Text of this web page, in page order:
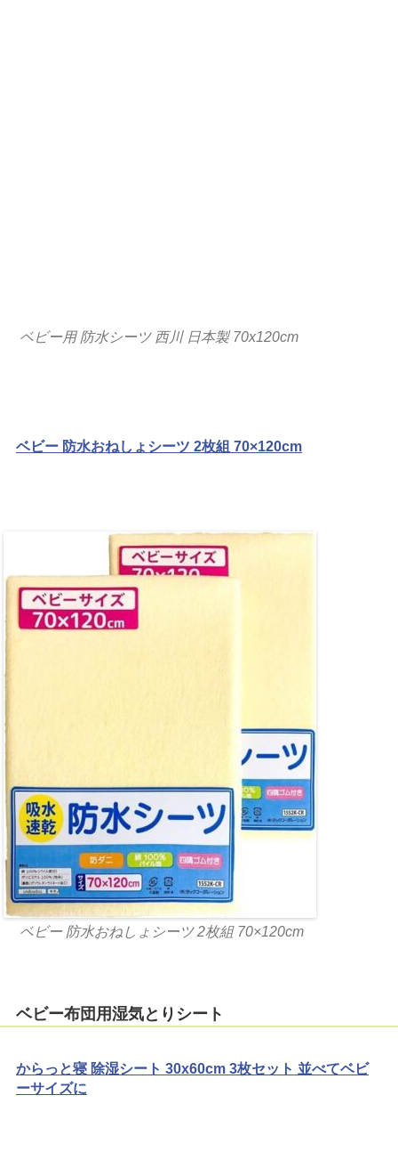
ベビー用 防水シーツ 西川 日本製 70x120cm
ベビー 防水おねしょシーツ 2枚組 70×120cm
ベビー 防水おねしょシーツ 2枚組 70×120cm
ベビー布団用湿気とりシート
からっと寝 除湿シート 30x60cm 3枚セット 並べてベビ
ーサイズに